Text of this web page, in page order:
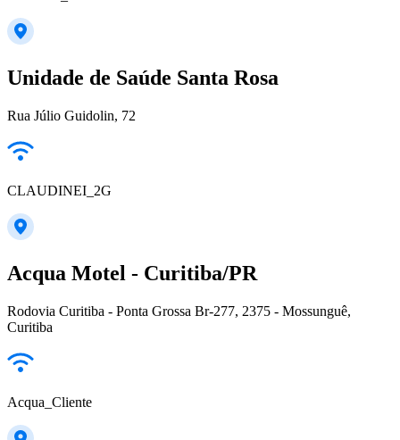
Unidade de Saúde Santa Rosa
Rua Júlio Guidolin, 72
CLAUDINEI_2G
Acqua Motel - Curitiba/PR
Rodovia Curitiba - Ponta Grossa Br-277, 2375 - Mossunguê,
Curitiba
Acqua_Cliente